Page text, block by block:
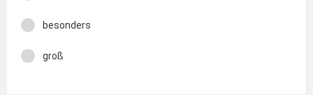
besonders
groß